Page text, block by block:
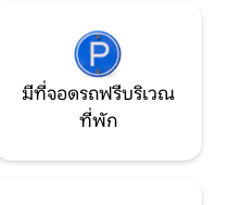
มีที่จอดรถฟรีบริเวณ
ที่พัก